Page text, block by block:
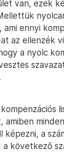
van, ezek
ennyi
az ellenzék
a nyolc
a
következő